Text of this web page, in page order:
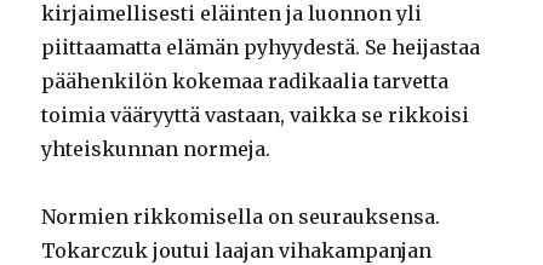
kirjaimellisesti eläinten ja luonnon yli
piittaamatta elämän pyhyydestä. Se heijastaa
päähenkilön kokemaa radikaalia tarvetta
toimia vääryyttä vastaan, vaikka se rikkoisi
yhteiskunnan normeja.
Normien rikkomisella on seurauksensa.
Tokarczuk joutui laajan vihakampanjan